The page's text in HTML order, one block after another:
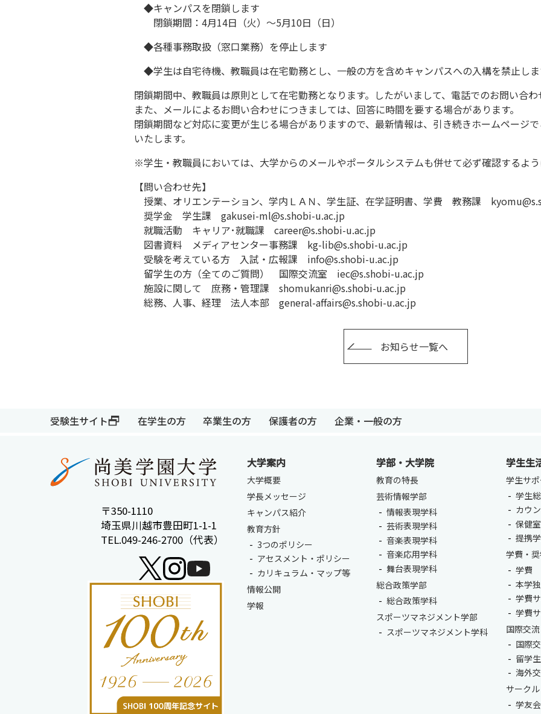
◆キャンパスを閉鎖します
閉鎖期間：4月14日（火）～5月10日（日）
◆各種事務取扱（窓口業務）を停止します
◆学生は自宅待機、教職員は在宅勤務とし、一般の方を含めキャンパスへの入構を禁止し
閉鎖期間中、教職員は原則として在宅勤務となります。したがいまして、電話でのお問い合わ
また、メールによるお問い合わせにつきましては、回答に時間を要する場合があります。
閉鎖期間など対応に変更が生じる場合がありますので、最新情報は、引き続きホームページ
いたします。
※学生・教職員においては、大学からのメールやポータルシステムも併せて必ず確認するよう
【問い合わせ先】
授業、オリエンテーション、学内ＬＡＮ、学生証、在学証明書、学費 教務課
奨学金 学生課 gakusei-ml@s.shobi-u.ac.jp
就職活動 キャリア･就職課 career@s.shobi-u.ac.jp
図書資料 メディアセンター事務課 kg-lib@s.shobi-u.ac.jp
受験を考えている方 入試・広報課 info@s.shobi-u.ac.jp
留学生の方（全てのご質問） 国際交流室 iec@s.shobi-u.ac.jp
施設に関して 庶務・管理課 shomukanri@s.shobi-u.ac.jp
総務、人事、経理 法人本部 general-affairs@s.shobi-u.ac.jp
お知らせ一覧へ
受験生サイト 在学生の方 卒業生の方 保護者の方 企業・一般の方
〒350-1110
埼玉県川越市豊田町1-1-1
TEL.049-246-2700（代表）
大学案内
大学概要
学長メッセージ
キャンパス紹介
教育方針
3つのポリシー
アセスメント・ポリシー
カリキュラム・マップ等
情報公開
学報
学部・大学院
教育の特長
芸術情報学部
情報表現学科
芸術表現学科
音楽表現学科
音楽応用学科
舞台表現学科
総合政策学部
総合政策学科
スポーツマネジメント学部
スポーツマネジメント学科
学生生
学生サ
学生
カウ
保健室
提携
学費・
学費
本学
学費
学費
国際交流
国際
留学
海外
サークル
学友